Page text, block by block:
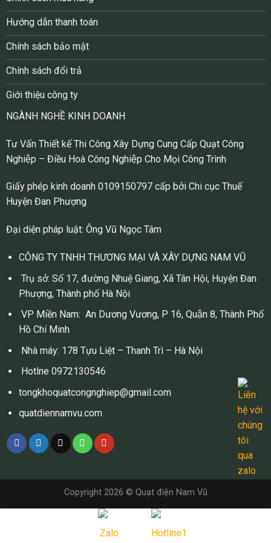
Hướng dẫn thanh toán
Chính sách bảo mật
Chính sách đổi trả
Giới thiệu công ty
NGÀNH NGHỀ KINH DOANH
Tư Vấn Thiết kế Thi Công Xây Dựng Cung Cấp Quạt Công
Nghiệp – Điều Hoà Công Nghiệp Cho Mọi Công Trình
Giấy phép kinh doanh 0109150797 cấp bởi Chi cục Thuế
Huyện Đan Phượng
Đại diện pháp luật: Ông Vũ Ngọc Tâm
CÔNG TY TNHH THƯƠNG MẠI VÀ XÂY DỰNG NAM VŨ
Trụ sở: Số 17, đường Nhuệ Giang, Xã Tân Hội, Huyện Đan
Phượng, Thành phố Hà Nội
VP Miền Nam: An Dương Vương, P 16, Quận 8, Thành Phố
Hồ Chí Minh
Nhà máy: 178 Tựu Liệt – Thanh Trì – Hà Nội
Hotlne 0972130546
tongkhoquatcongnghiep@gmail.com
quatdiennamvu.com
Copyright 2026 © Quạt điện Nam Vũ